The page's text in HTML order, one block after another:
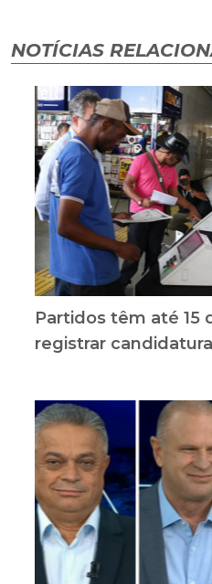
NOTÍCIAS
Partidos têm até 15
registrar